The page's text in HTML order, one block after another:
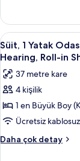
görün
Balcony
hakkında
daha
fazla
Süit,
1
Yatak
Odası,
Engellilere
Uygun,
Mutfak
(Mobility
7
Süit, 1 Yatak
Hearing, Roll-in
37 metre kare
4 kişilik
1 en Büyük Boy
Ücretsiz
Daha çok detay
Süit,